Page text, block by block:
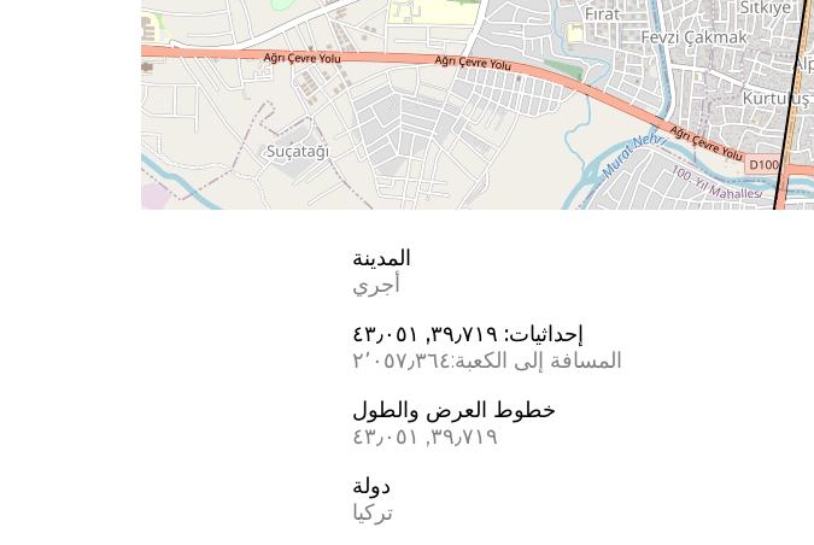
المدينة
أجري
إحداثيات: ٣٩٫٧١٩, ٤٣٫٠٥١
المسافة إلى الكعبة:٢٬٠٥٧٫٣٦٤
خطوط العرض والطول
٣٩٫٧١٩, ٤٣٫٠٥١
دولة
تركيا